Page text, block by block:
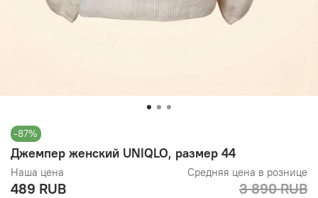
-87%
Джемпер женский UNIQLO, размер 44
Наша цена
489 RUB
Средняя цена в рознице
3 890 RUB